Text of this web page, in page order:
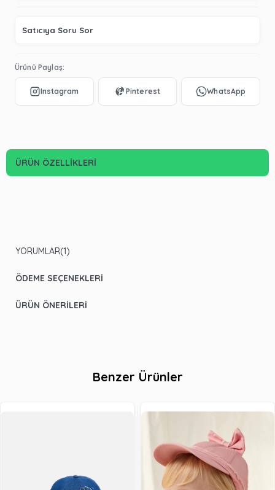
Satıcıya Soru Sor
Ürünü Paylaş:
ÜRÜN ÖZELLIKLERI
YORUMLAR(1)
ÖDEME SEÇENEKLERI
ÜRÜN ÖNERILERI
Benzer Ürünler